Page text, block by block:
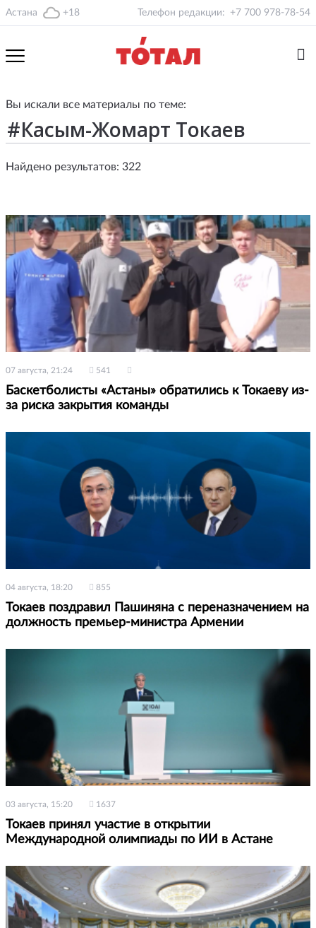
Астана +18 Телефон редакции: +7 700 978-78-54
Вы искали все материалы по теме:
Найдено результатов: 322
07 августа, 21:24 541
Баскетболисты «Астаны» обратились к Токаеву из-
за риска закрытия команды
04 августа, 18:20 855
Токаев поздравил Пашиняна с переназначением на
должность премьер-министра Армении
03 августа, 15:20 1637
Токаев принял участие в открытии
Международной олимпиады по ИИ в Астане